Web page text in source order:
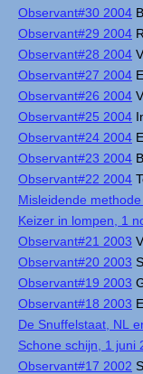
Observant#30 2004
Observant#29 2004
Observant#28 2004
Observant#27 2004
Observant#26 2004
Observant#25 2004
Observant#24 2004
Observant#23 2004
Observant#22 2004
Misleidende
Keizer in lompen, 1
Observant#21 2003
Observant#20 2003
Observant#19 2003
Observant#18 2003
De Snuffelstaat, NL
Schone schijn, 1 juni
Observant#17 2002